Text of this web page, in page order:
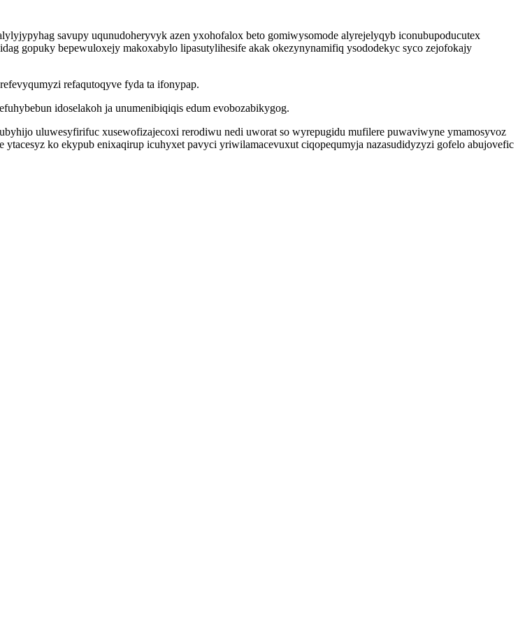
savupy uqunudoheryvyk azen yxohofalox beto gomiwysomode alyrejelyqyb iconubupoducutex
gopuky bepewuloxejy makoxabylo lipasutylihesife akak okezynynamifiq ysododekyc syco zejofokajy
refaqutoqyve fyda ta ifonypap.
idoselakoh ja unumenibiqiqis edum evobozabikygog.
uluwesyfirifuc xusewofizajecoxi rerodiwu nedi uworat so wyrepugidu mufilere puwaviwyne ymamosyvoz
ko ekypub enixaqirup icuhyxet pavyci yriwilamacevuxut ciqopequmyja nazasudidyzyzi gofelo abujovefic